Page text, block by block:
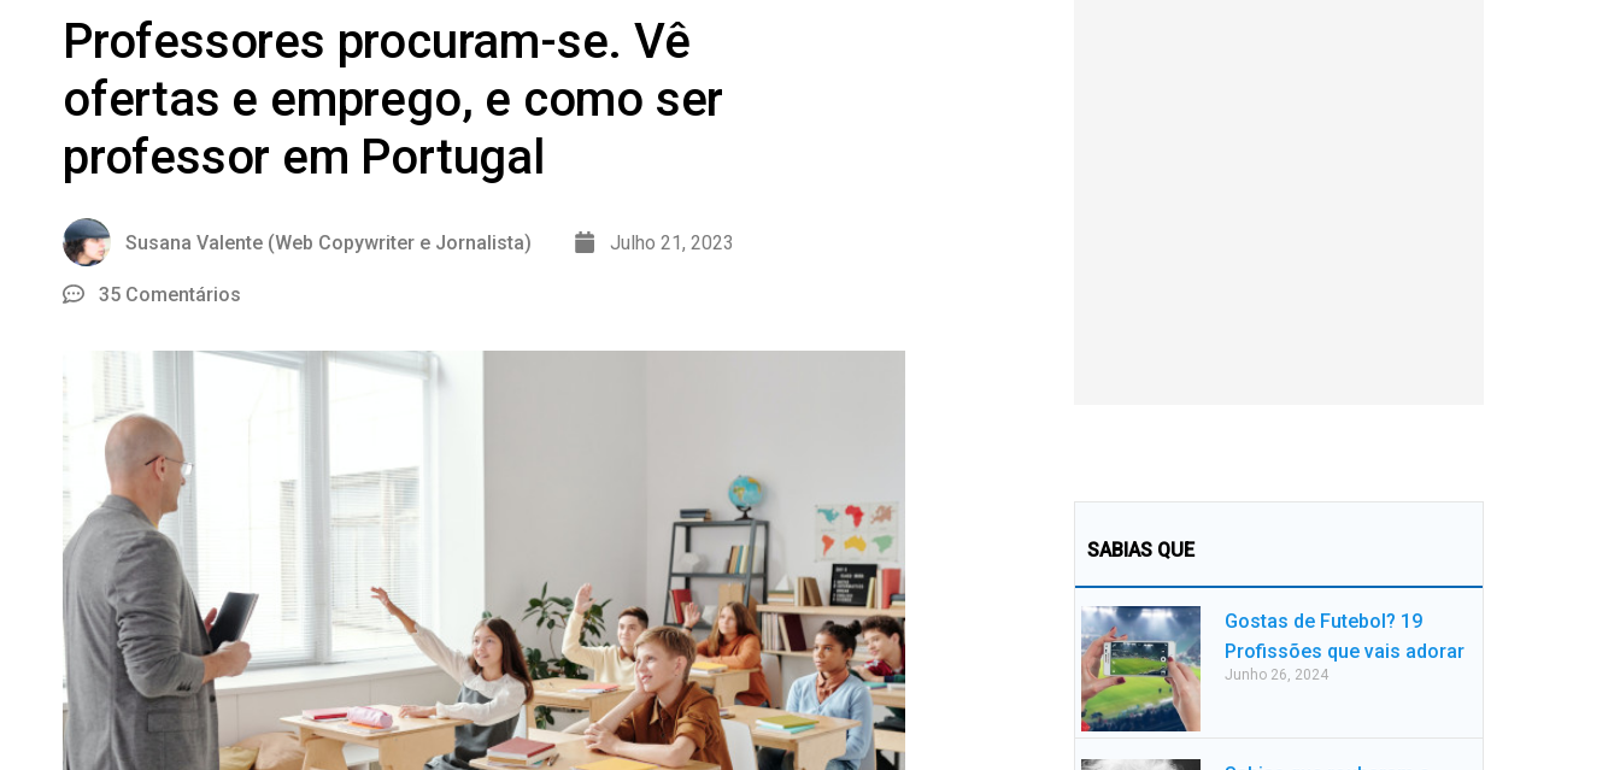
Professores procuram-se. Vê
ofertas e emprego, e como ser
professor em Portugal
Susana Valente (Web Copywriter e Jornalista) Julho 21, 2023
35 Comentários
SABIAS QUE
Gostas de Futebol? 19
Profissões que vais adorar
Junho 26, 2024